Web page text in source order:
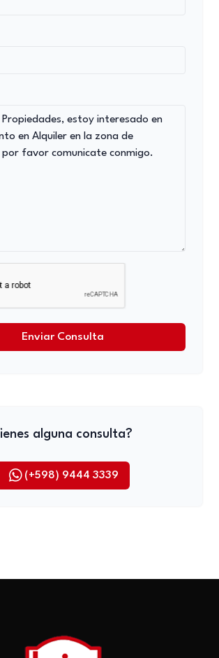
Enviar Consulta
Tienes alguna consulta?
(+598) 9444 3339